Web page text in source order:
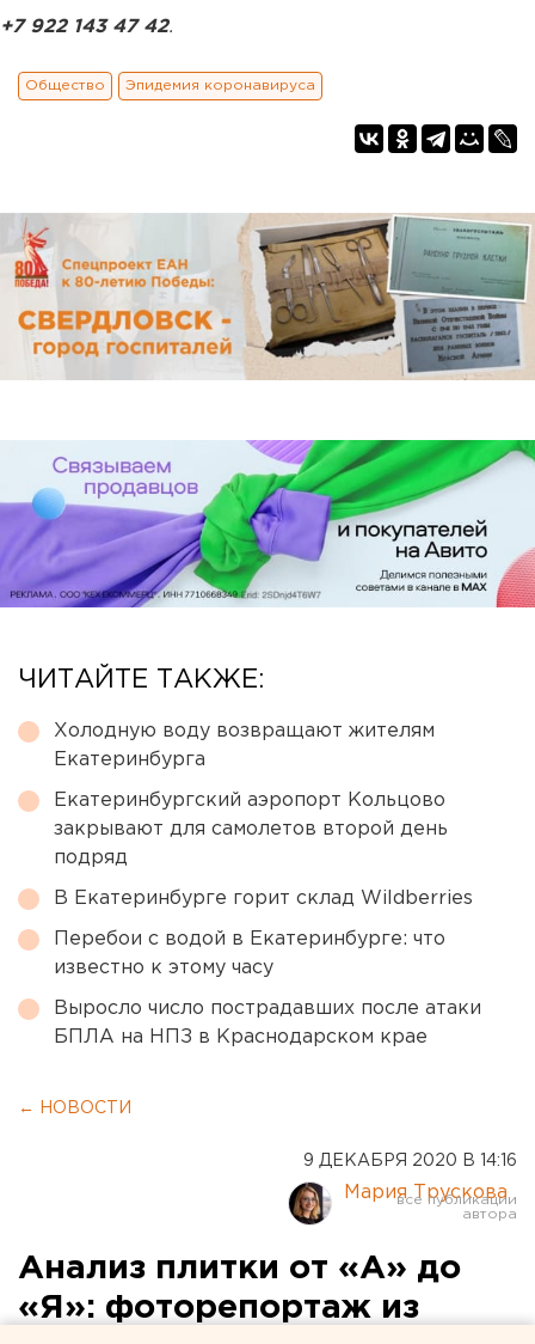
+7 922 143 47 42.
Общество Эпидемия коронавируса
ЧИТАЙТЕ ТАКЖЕ:
Холодную воду возвращают жителям
Екатеринбурга
Екатеринбургский аэропорт Кольцово
закрывают для самолетов второй день
подряд
В Екатеринбурге горит склад Wildberries
Перебои с водой в Екатеринбурге: что
известно к этому часу
Выросло число пострадавших после атаки
БПЛА на НПЗ в Краснодарском крае
← НОВОСТИ
9 ДЕКАБРЯ 2020 В 14:16
Мария Трускова
Анализ плитки от «А» до
«Я»: фоторепортаж из